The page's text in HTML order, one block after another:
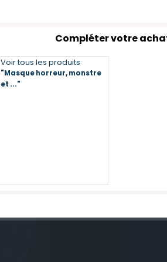
Compléter votre
Voir tous les produits
"Masque horreur, monstre
et ..."